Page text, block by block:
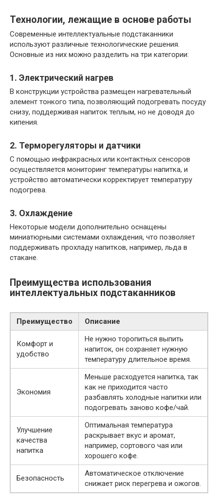
Технологии, лежащие в основе работы
Современные интеллектуальные подстаканники
используют различные технологические решения.
Основные из них можно разделить на три категории:
1. Электрический нагрев
В конструкции устройства размещен нагревательный
элемент тонкого типа, позволяющий подогревать посуду
снизу, поддерживая напиток теплым, но не доводя до
кипения.
2. Терморегуляторы и датчики
С помощью инфракрасных или контактных сенсоров
осуществляется мониторинг температуры напитка, и
устройство автоматически корректирует температуру
подогрева.
3. Охлаждение
Некоторые модели дополнительно оснащены
миниатюрными системами охлаждения, что позволяет
поддерживать прохладу напитков, например, льда в
стакане.
Преимущества использования
интеллектуальных подстаканников
Преимущество Описание
Комфорт и
удобство
Не нужно торопиться выпить
напиток, он сохраняет нужную
температуру длительное время.
Экономия
Меньше расходуется напитка, так
как не приходится часто
разбавлять холодные напитки или
подогревать заново кофе/чай.
Улучшение
качества
напитка
Оптимальная температура
раскрывает вкус и аромат,
например, сортового чая или
хорошего кофе.
Безопасность
Автоматическое отключение
снижает риск перегрева и ожогов.